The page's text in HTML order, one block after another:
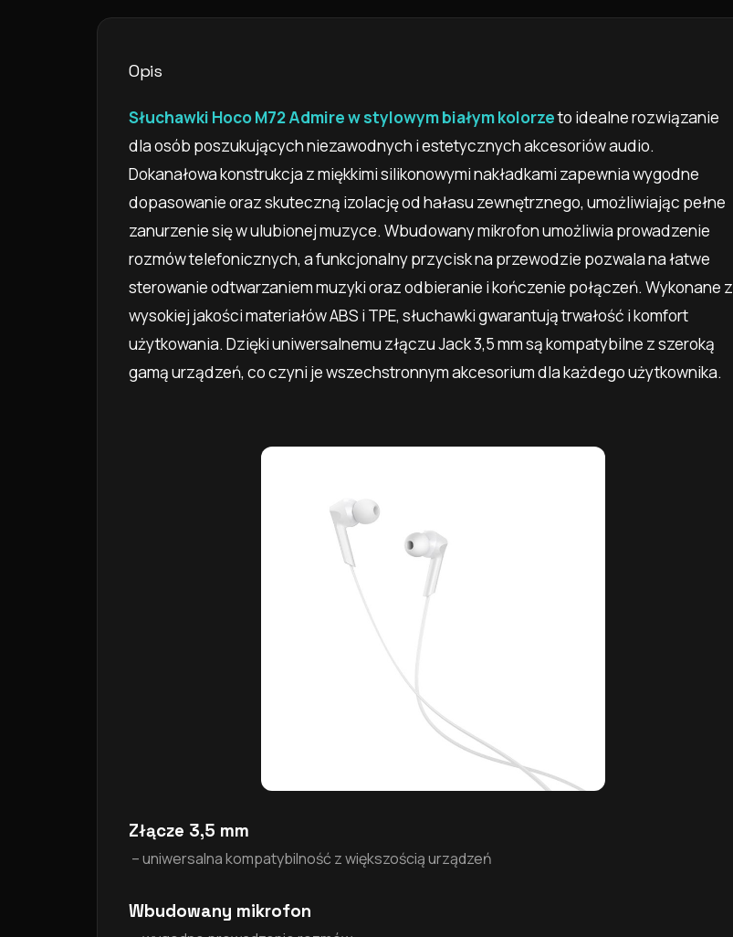
Opis
Słuchawki Hoco M72 Admire w stylowym białym kolorzeto idealne rozwiązanie
dla osób poszukujących niezawodnych i estetycznych akcesoriów audio.
Dokanałowa konstrukcja z miękkimi silikonowymi nakładkami zapewnia wygodne
dopasowanie oraz skuteczną izolację od hałasu zewnętrznego, umożliwiając pełne
zanurzenie się w ulubionej muzyce. Wbudowany mikrofon umożliwia prowadzenie
rozmów telefonicznych, a funkcjonalny przycisk na przewodzie pozwala na łatwe
sterowanie odtwarzaniem muzyki oraz odbieranie i kończenie połączeń. Wykonane z
wysokiej jakości materiałów ABS i TPE, słuchawki gwarantują trwałość i komfort
użytkowania. Dzięki uniwersalnemu złączu Jack 3,5 mm są kompatybilne z szeroką
gamą urządzeń, co czyni je wszechstronnym akcesorium dla każdego użytkownika.
Złącze 3,5 mm
– uniwersalna kompatybilność z większością urządzeń
Wbudowany mikrofon